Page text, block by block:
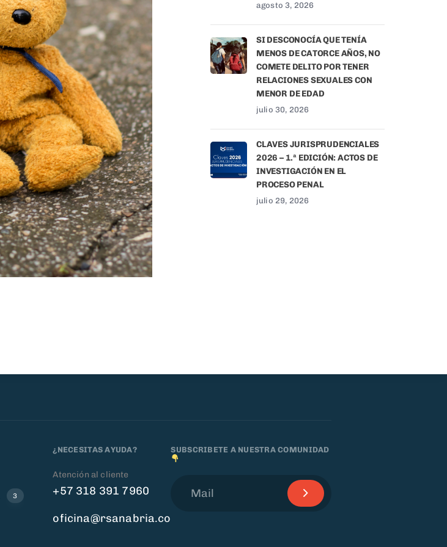
agosto 3, 2026
SI DESCONOCÍA QUE TENÍA
MENOS DE CATORCE AÑOS, NO
COMETE DELITO POR TENER
RELACIONES SEXUALES CON
MENOR DE EDAD
julio 30, 2026
CLAVES JURISPRUDENCIALES
2026 – 1.ª EDICIÓN: ACTOS DE
INVESTIGACIÓN EN EL
PROCESO PENAL
julio 29, 2026
3
¿NECESITAS AYUDA?
Atención al cliente
+57 318 391 7960
oficina@rsanabria.co
SUBSCRIBETE A NUESTRA COMUNIDAD